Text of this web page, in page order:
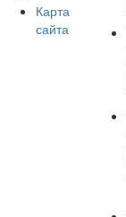
Карта
сайта